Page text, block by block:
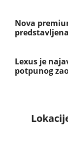
Nova
Lexus je
potpunog